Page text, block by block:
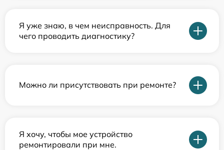
Я уже знаю, в чем неисправность. Для
чего проводить диагностику?
Можно ли присутствовать при ремонте?
Я хочу, чтобы мое устройство
ремонтировали при мне.